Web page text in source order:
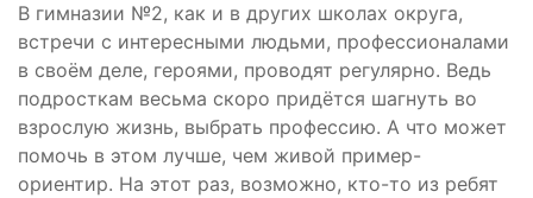
В гимназии №2, как и в других школах округа,
встречи с интересными людьми, профессионалами
в своём деле, героями, проводят регулярно. Ведь
подросткам весьма скоро придётся шагнуть во
взрослую жизнь, выбрать профессию. А что может
помочь в этом лучше, чем живой пример-
ориентир. На этот раз, возможно, кто-то из ребят